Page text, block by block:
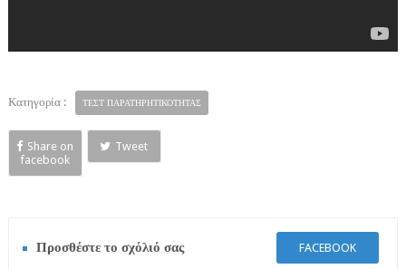
Κατηγορία : ΤΕΣΤ ΠΑΡΑΤΗΡΗΤΙΚΟΤΗΤΑΣ
Share on
facebook
Tweet
Προσθέστε το σχόλιό σας FACEBOOK